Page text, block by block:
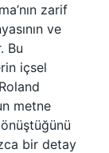
zarif
ve
Bu
içsel
metne
bir detay